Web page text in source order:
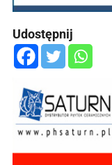
Udostępnij